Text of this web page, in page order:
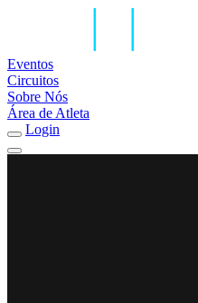
Eventos
Circuitos
Sobre Nós
Área de Atleta
Login